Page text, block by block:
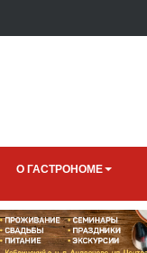
О ГАСТРОНОМЕ